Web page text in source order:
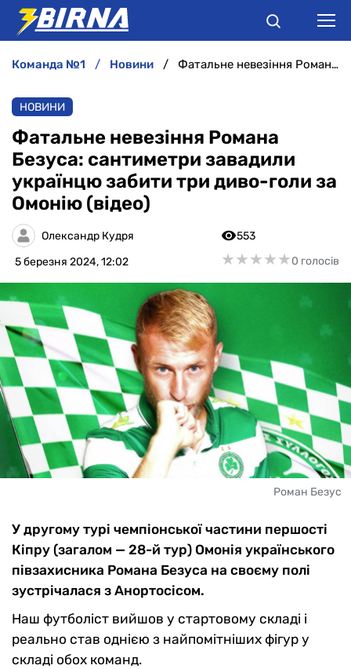
АНАЛІТИКА
ІНТЕРВ'Ю
РІЗНЕ
БУКМЕКЕРИ
команда №1 новини Фатальне невезіння Романа Безуса: сантиметри завадили українцю забити три диво-голи за Омонію (відео)
НОВИНИ
Фатальне невезіння Романа
Безуса: сантиметри завадили
українцю забити три диво-голи за
Омонію (відео)
Олександр Кудря
5 березня 2024, 12:02
553
★★★★★
★★★★★0 голосів
Роман Безус
У другому турі чемпіонської частини першості
Кіпру (загалом — 28-й тур) Омонія українського
півзахисника Романа Безуса на своєму полі
зустрічалася з Анортосісом.
Наш футболіст вийшов у стартовому складі і
реально став однією з найпомітніших фігур у
складі обох команд.